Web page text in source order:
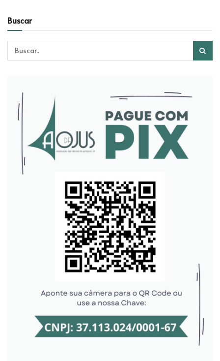
Buscar